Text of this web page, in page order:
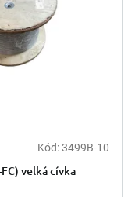
Kód:3499B-10
velká cívka